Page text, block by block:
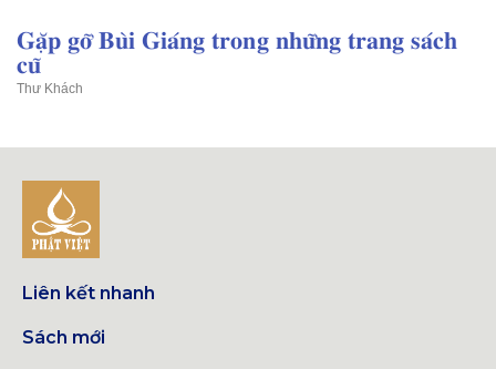
𝐆𝐚̣̆𝐩 𝐠𝐨̛̃ 𝐁𝐮̀𝐢 𝐆𝐢𝐚́𝐧𝐠 𝐭𝐫𝐨𝐧𝐠 𝐧𝐡𝐮̛̃𝐧𝐠 𝐭𝐫𝐚𝐧𝐠 𝐬𝐚́𝐜𝐡
𝐜𝐮̃
Thư Khách
Liên kết nhanh
Sách mới